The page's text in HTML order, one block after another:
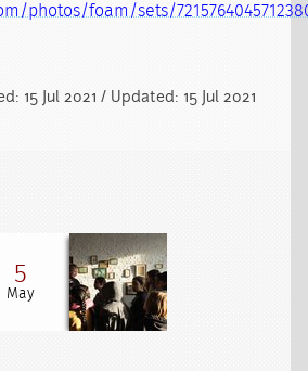
photos/foam/sets/
15 Jul 2021 / Updated: 15 Jul 2021
5
May